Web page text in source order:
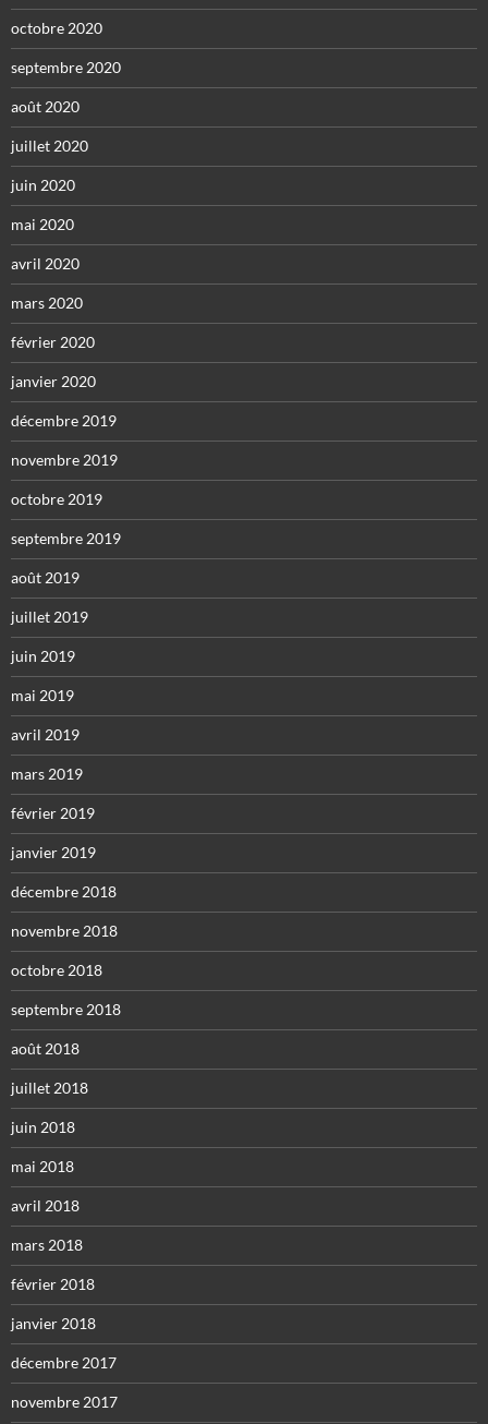
octobre 2020
septembre 2020
août 2020
juillet 2020
juin 2020
mai 2020
avril 2020
mars 2020
février 2020
janvier 2020
décembre 2019
novembre 2019
octobre 2019
septembre 2019
août 2019
juillet 2019
juin 2019
mai 2019
avril 2019
mars 2019
février 2019
janvier 2019
décembre 2018
novembre 2018
octobre 2018
septembre 2018
août 2018
juillet 2018
juin 2018
mai 2018
avril 2018
mars 2018
février 2018
janvier 2018
décembre 2017
novembre 2017